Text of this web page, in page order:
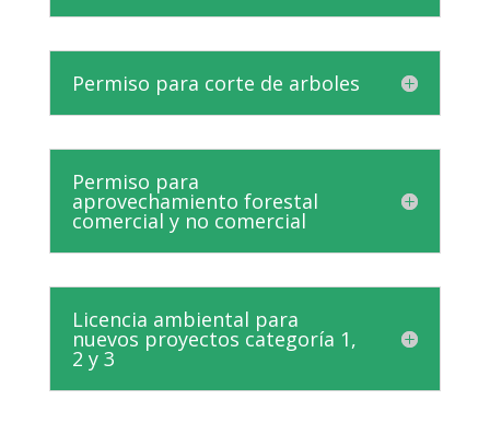
Permiso para corte de arboles
Permiso para
aprovechamiento forestal
comercial y no comercial
Licencia ambiental para
nuevos proyectos categoría 1,
2 y 3